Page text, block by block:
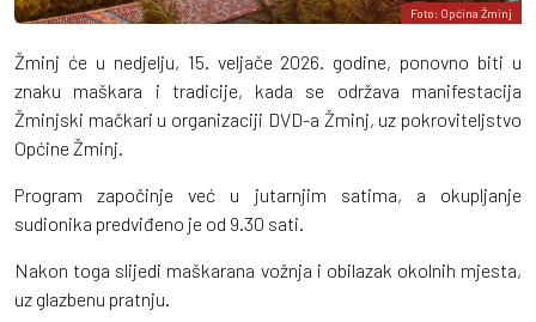
Foto: Općina Žminj
Žminj će u nedjelju, 15. veljače 2026. godine, ponovno biti u
znaku maškara i tradicije, kada se održava manifestacija
Žminjski mačkari u organizaciji DVD-a Žminj, uz pokroviteljstvo
Općine Žminj.
Program započinje već u jutarnjim satima, a okupljanje
sudionika predviđeno je od 9.30 sati.
Nakon toga slijedi maškarana vožnja i obilazak okolnih mjesta,
uz glazbenu pratnju.